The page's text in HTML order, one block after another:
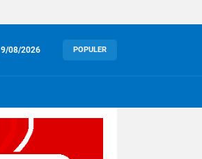
9/08/2026 POPULER